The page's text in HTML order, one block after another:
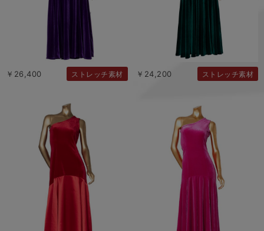
￥26,400 ストレッチ素材 ￥24,200 ストレッチ素材